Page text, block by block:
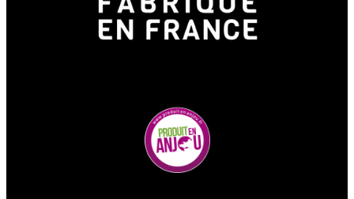
Fabriqués en France, nos
équipements sont
installer et conformes aux normes
PMR. Ils s’intègrent
harmonieusement dans des
projets d’aménagement global,